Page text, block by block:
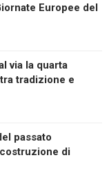
Europee del
via la quarta
tradizione e
passato
di